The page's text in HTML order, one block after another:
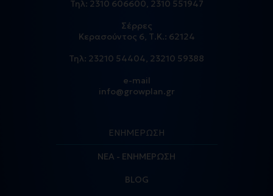
Τηλ: 2310 606600, 2310 551947
Σέρρες
Κερασούντος 6, Τ.Κ.: 62124
Τηλ: 23210 54404, 23210 59388
e-mail
info@growplan.gr
ΕΝΗΜΕΡΩΣΗ
ΝΕΑ - ΕΝΗΜΕΡΩΣΗ
BLOG